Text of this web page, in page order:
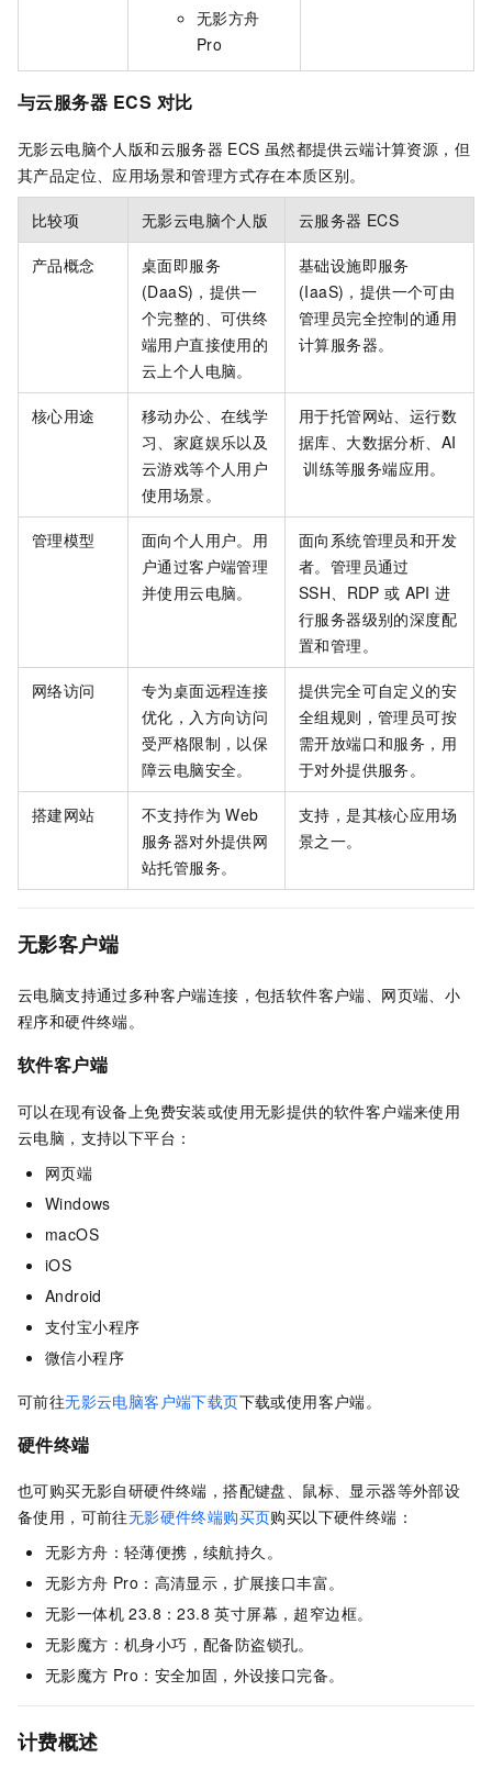
无影方舟
Pro
与云服务器 ECS 对比
无影云电脑个人版和云服务器 ECS 虽然都提供云端计算资源，但
其产品定位、应用场景和管理方式存在本质区别。
比较项 无影云电脑个人版 云服务器 ECS
产品概念
桌面即服务
(DaaS)，提供一
个完整的、可供终
端用户直接使用的
云上个人电脑。
基础设施即服务
(IaaS)，提供一个可由
管理员完全控制的通用
计算服务器。
核心用途
移动办公、在线学
习、家庭娱乐以及
云游戏等个人用户
使用场景。
用于托管网站、运行数
据库、大数据分析、AI
训练等服务端应用。
管理模型
面向个人用户。用
户通过客户端管理
并使用云电脑。
面向系统管理员和开发
者。管理员通过
SSH、RDP 或 API 进
行服务器级别的深度配
置和管理。
网络访问
专为桌面远程连接
优化，入方向访问
受严格限制，以保
障云电脑安全。
提供完全可自定义的安
全组规则，管理员可按
需开放端口和服务，用
于对外提供服务。
搭建网站 不支持作为 Web
服务器对外提供网
站托管服务。
支持，是其核心应用场
景之一。
无影客户端
云电脑支持通过多种客户端连接，包括软件客户端、网页端、小
程序和硬件终端。
软件客户端
可以在现有设备上免费安装或使用无影提供的软件客户端来使用
云电脑，支持以下平台：
网页端
Windows
macOS
iOS
Android
支付宝小程序
微信小程序
可前往无影云电脑客户端下载页下载或使用客户端。
硬件终端
也可购买无影自研硬件终端，搭配键盘、鼠标、显示器等外部设
备使用，可前往无影硬件终端购买页购买以下硬件终端：
无影方舟：轻薄便携，续航持久。
无影方舟 Pro：高清显示，扩展接口丰富。
无影一体机 23.8：23.8 英寸屏幕，超窄边框。
无影魔方：机身小巧，配备防盗锁孔。
无影魔方 Pro：安全加固，外设接口完备。
计费概述